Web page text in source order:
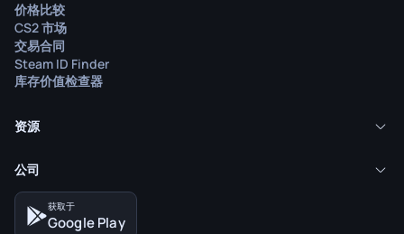
价格比较
CS2 市场
交易合同
Steam ID Finder
库存价值检查器
资源
公司
获取于
Google Play